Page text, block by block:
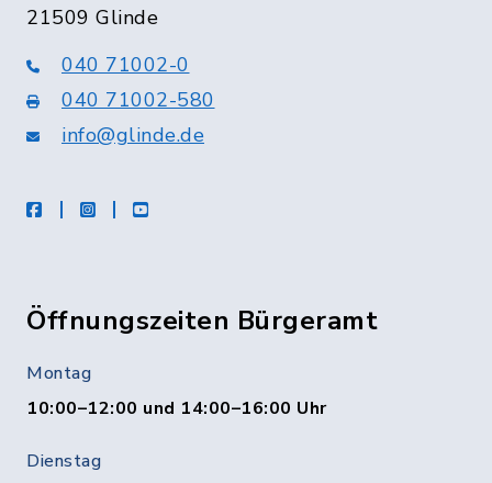
21509 Glinde
040 71002-0
040 71002-580
info@glinde.de
facebookinstagramYoutube
Öffnungszeiten Bürgeramt
Montag
10:00–12:00 und 14:00–16:00 Uhr
Dienstag